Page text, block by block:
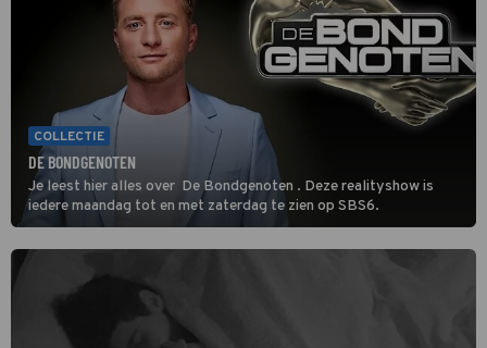
COLLECTIE
DE BONDGENOTEN
Je leest hier alles over De Bondgenoten . Deze realityshow is
iedere maandag tot en met zaterdag te zien op SBS6.